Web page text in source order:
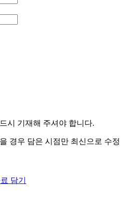
시 기재해 주셔야 합니다.
경우 담은 시점만 최신으로 수정
담기